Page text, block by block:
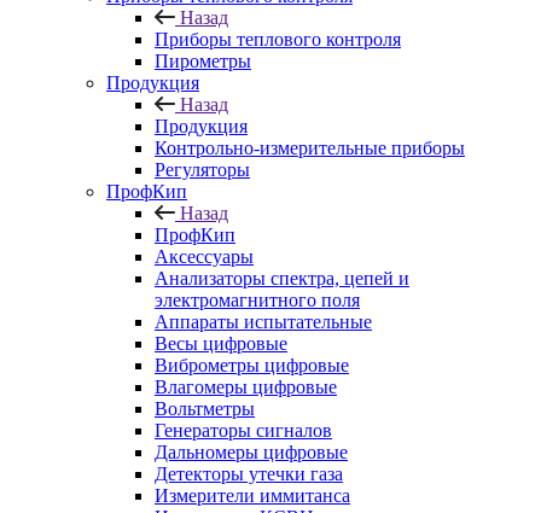
Назад
Приборы теплового контроля
Пирометры
Продукция
Назад
Продукция
Контрольно-измерительные приборы
Регуляторы
ПрофКип
Назад
ПрофКип
Аксессуары
Анализаторы спектра, цепей и
электромагнитного поля
Аппараты испытательные
Весы цифровые
Виброметры цифровые
Влагомеры цифровые
Вольтметры
Генераторы сигналов
Дальномеры цифровые
Детекторы утечки газа
Измерители иммитанса